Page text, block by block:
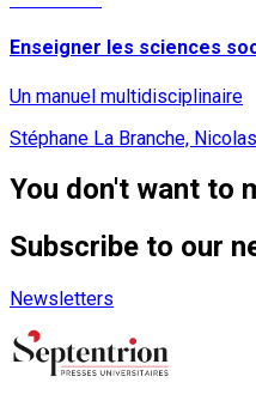
Enseigner les sciences
Un manuel multidisciplinaire
Stéphane La Branche,
You don't want to
Subscribe to our
Newsletters